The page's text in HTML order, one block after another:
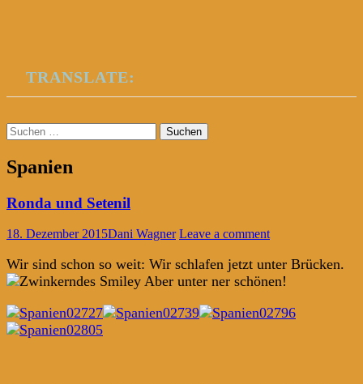
TRANSLATE:
Suchen
nach:
Spanien
Ronda und Setenil
18. Dezember 2015Dani Wagner Leave a comment
Wir sind schon so weit: Wir schlafen jetzt unter Brücken.
Aber unter ner schönen!